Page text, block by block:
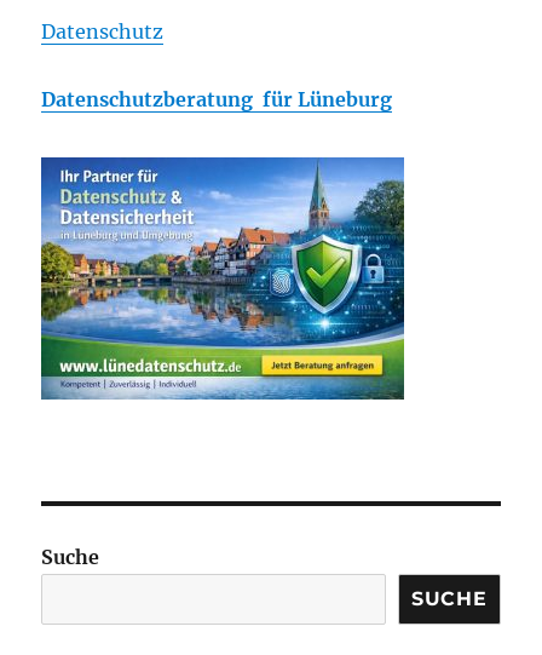
Datenschutz
Datenschutzberatung für Lüneburg
Suche
SUCHE